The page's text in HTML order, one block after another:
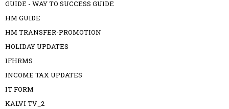
GUIDE - WAY TO SUCCESS GUIDE
HM GUIDE
HM TRANSFER-PROMOTION
HOLIDAY UPDATES
IFHRMS
INCOME TAX UPDATES
IT FORM
KALVI TV_2